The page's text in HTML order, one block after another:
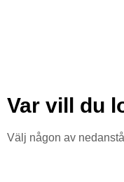
Var vill du
Välj någon av